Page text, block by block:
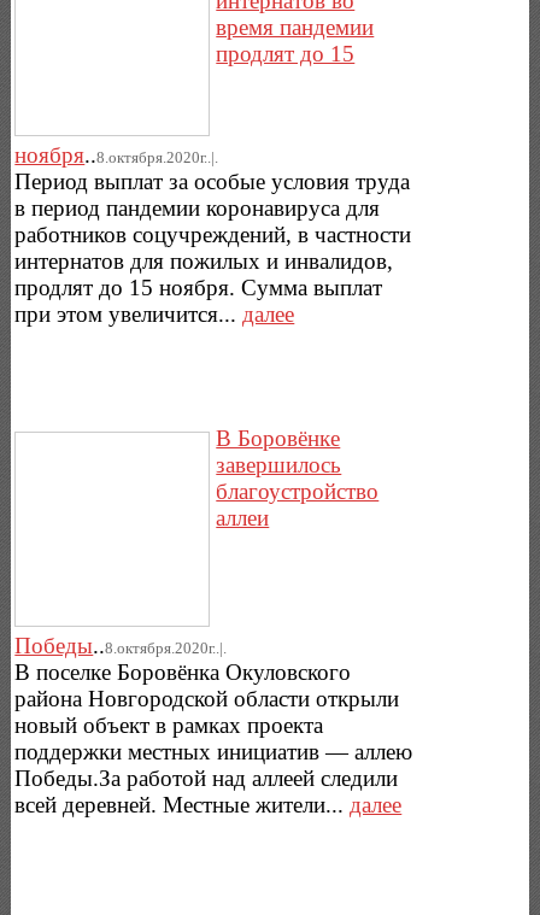
время пандемии
продлят до 15
ноября..8.октября.2020г..|.
Период выплат за особые условия труда
в период пандемии коронавируса для
работников соцучреждений, в частности
интернатов для пожилых и инвалидов,
продлят до 15 ноября. Сумма выплат
при этом увеличится... далее
В Боровёнке
завершилось
благоустройство
аллеи
Победы..8.октября.2020г..|.
В поселке Боровёнка Окуловского
района Новгородской области открыли
новый объект в рамках проекта
поддержки местных инициатив — аллею
Победы.За работой над аллеей следили
всей деревней. Местные жители...далее